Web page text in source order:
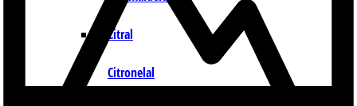
Citral
Citronelal